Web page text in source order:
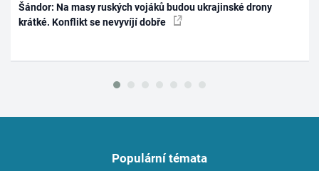
Šándor: Na masy ruských vojáků budou ukrajinské drony
krátké. Konflikt se nevyvíjí dobře
Populární témata